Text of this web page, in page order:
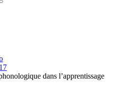
dans l’apprentissage